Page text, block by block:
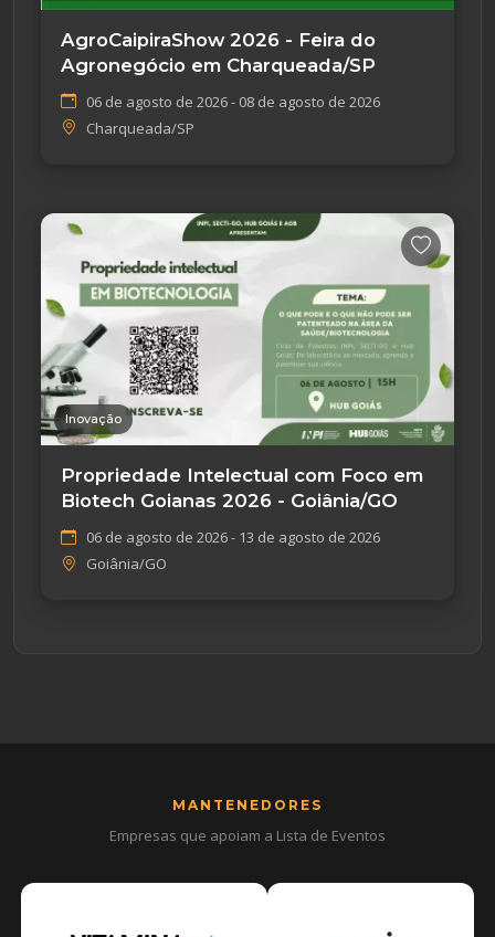
AgroCaipiraShow 2026 - Feira do
Agronegócio em Charqueada/SP
06 de agosto de 2026 - 08 de agosto de 2026
Charqueada/SP
Inovação
Propriedade Intelectual com Foco em
Biotech Goianas 2026 - Goiânia/GO
06 de agosto de 2026 - 13 de agosto de 2026
Goiânia/GO
MANTENEDORES
Empresas que apoiam a Lista de Eventos